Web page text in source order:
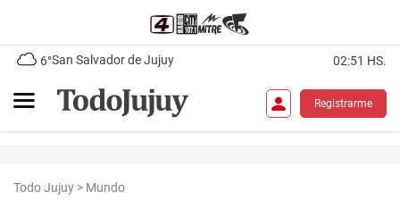
6°San Salvador de Jujuy 02:51 HS.
Registrarme
Todo Jujuy > Mundo